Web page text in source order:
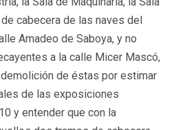
cabecera de las naves del
Amadeo de Saboya, y no
a la calle Micer Mascó,
de éstas por estimar
de las exposiciones
y entender que con la